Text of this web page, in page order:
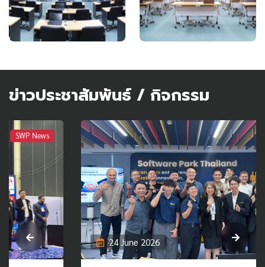
ข่าวประชาสัมพันธ์ / กิจกรรม
SWP Event
24 June 2026